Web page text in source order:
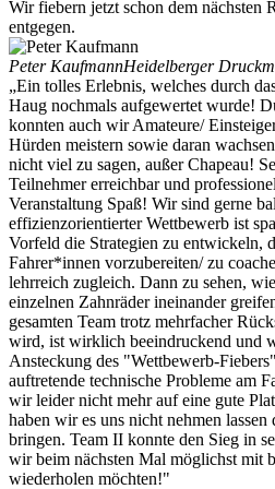
Wir fiebern jetzt schon dem nächsten
entgegen.
Peter KaufmannHeidelberger
„Ein tolles Erlebnis, welches durch
Haug nochmals aufgewertet wurde!
konnten auch wir Amateure/
Hürden meistern sowie daran
nicht viel zu sagen, außer Chapeau!
Teilnehmer erreichbar und
Veranstaltung Spaß! Wir sind gerne
effizienzorientierter Wettbewerb ist
Vorfeld die Strategien zu entwickeln,
Fahrer*innen vorzubereiten/ zu
lehrreich zugleich. Dann zu sehen,
einzelnen Zahnräder ineinander
gesamten Team trotz mehrfacher
wird, ist wirklich beeindruckend und
Ansteckung des "Wettbewerb-
auftretende technische Probleme am
wir leider nicht mehr auf eine gute
haben wir es uns nicht nehmen
bringen. Team II konnte den Sieg in
wir beim nächsten Mal möglichst mit
wiederholen möchten!"